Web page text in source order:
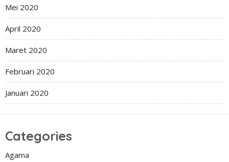
Mei 2020
April 2020
Maret 2020
Februari 2020
Januari 2020
Categories
Agama